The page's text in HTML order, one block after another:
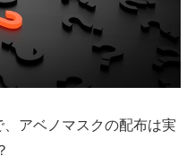
アベノマスクの配布は実